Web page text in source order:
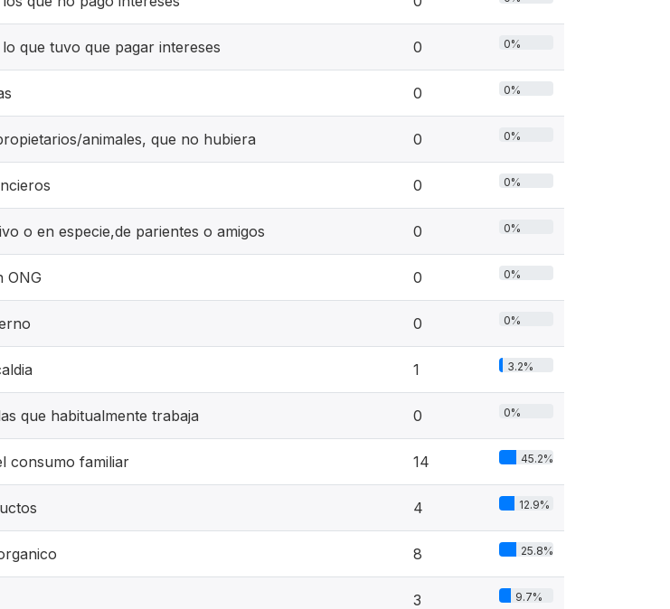
que tuvo que pagar intereses 0 0%
0 0%
animales, que no hubiera 0 0%
0 0%
o en especie,de parientes o amigos 0 0%
ONG 0 0%
0 0%
1 3.2%
que habitualmente trabaja 0 0%
consumo familiar 14 45.2%
4 12.9%
8 25.8%
3 9.7%